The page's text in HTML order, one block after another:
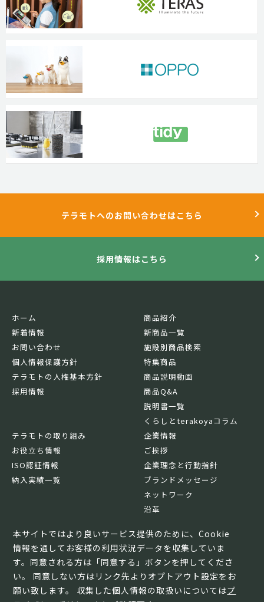
本サイトではより良いサービス提供のために、Cookie
情報を通してお客様の利用状況データを収集していま
す。同意される方は「同意する」ボタンを押してくださ
い。 同意しない方はリンク先よりオプトアウト設定をお
願い致します。 収集した個人情報の取扱いについてはプ
テラモトへのお問い合わせはこちら
採用情報はこちら
ホーム
新着情報
お問い合わせ
個人情報保護方針
テラモトの人権基本方針
採用情報
商品紹介
新商品一覧
施設別商品検索
特集商品
商品説明動画
商品Q&A
説明書一覧
くらしとterakoyaコラム
テラモトの取り組み
お役立ち情報
ISO認証情報
納入実績一覧
企業情報
ご挨拶
企業理念と行動指針
ブランドメッセージ
ネットワーク
沿革